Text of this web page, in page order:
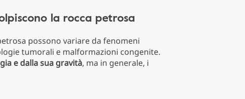
la rocca petrosa
possono variare da fenomeni
tumorali e malformazioni congenite.
e dalla sua gravità, ma in generale, i